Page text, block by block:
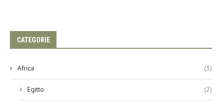
CATEGORIE
Africa (3)
Egitto (2)